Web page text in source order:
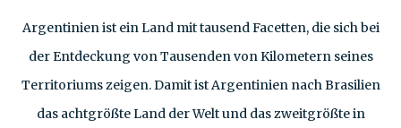
Argentinien ist ein Land mit tausend Facetten, die sich bei
der Entdeckung von Tausenden von Kilometern seines
Territoriums zeigen. Damit ist Argentinien nach Brasilien
das achtgrößte Land der Welt und das zweitgrößte in